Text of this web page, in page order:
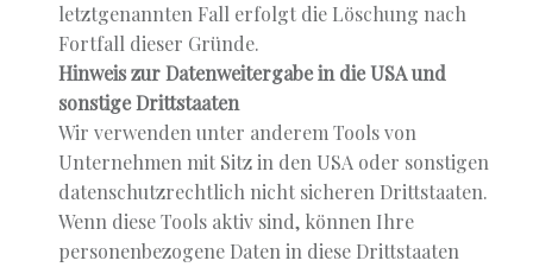
letztgenannten Fall erfolgt die Löschung nach
Fortfall dieser Gründe.
Hinweis zur Datenweitergabe in die USA und
sonstige Drittstaaten
Wir verwenden unter anderem Tools von
Unternehmen mit Sitz in den USA oder sonstigen
datenschutzrechtlich nicht sicheren Drittstaaten.
Wenn diese Tools aktiv sind, können Ihre
personenbezogene Daten in diese Drittstaaten